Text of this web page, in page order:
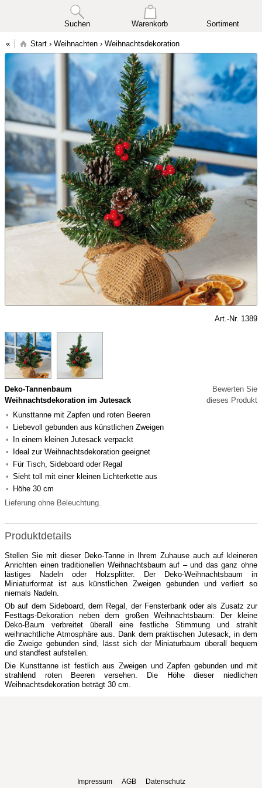
Suchen Warenkorb Sortiment
Start › Weihnachten › Weihnachtsdekoration
Art.-Nr. 1389
Deko-Tannenbaum
Weihnachtsdekoration im Jutesack
Kunsttanne mit Zapfen und roten Beeren
Liebevoll gebunden aus künstlichen Zweigen
In einem kleinen Jutesack verpackt
Ideal zur Weihnachtsdekoration geeignet
Für Tisch, Sideboard oder Regal
Sieht toll mit einer kleinen Lichterkette aus
Höhe 30 cm
Lieferung ohne Beleuchtung.
Bewerten Sie
dieses Produkt
Produktdetails
Stellen Sie mit dieser Deko-Tanne in Ihrem Zuhause auch auf kleineren
Anrichten einen traditionellen Weihnachtsbaum auf – und das ganz ohne
lästiges Nadeln oder Holzsplitter. Der Deko-Weihnachtsbaum in
Miniaturformat ist aus künstlichen Zweigen gebunden und verliert so
niemals Nadeln.
Ob auf dem Sideboard, dem Regal, der Fensterbank oder als Zusatz zur
Festtags-Dekoration neben dem großen Weihnachtsbaum: Der kleine
Deko-Baum verbreitet überall eine festliche Stimmung und strahlt
weihnachtliche Atmosphäre aus. Dank dem praktischen Jutesack, in dem
die Zweige gebunden sind, lässt sich der Miniaturbaum überall bequem
und standfest aufstellen.
Die Kunsttanne ist festlich aus Zweigen und Zapfen gebunden und mit
strahlend roten Beeren versehen. Die Höhe dieser niedlichen
Weihnachtsdekoration beträgt 30 cm.
Impressum AGB Datenschutz